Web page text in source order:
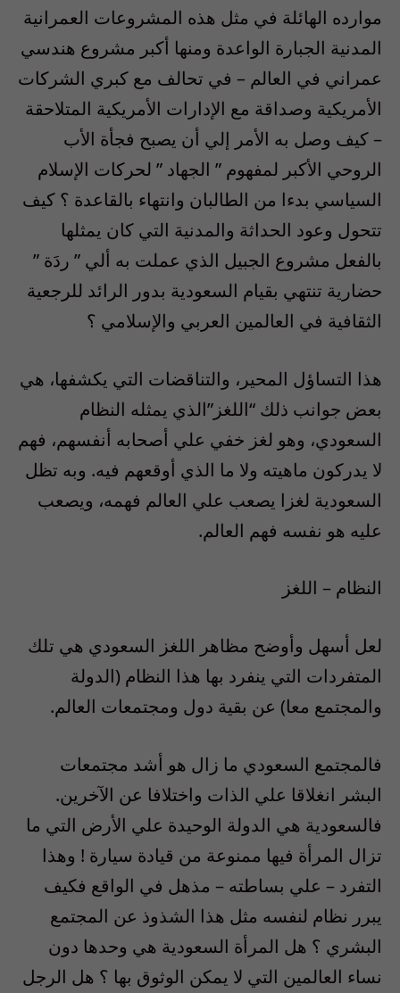
موارده الهائلة في مثل هذه المشروعات العمرانية
المدنية الجبارة الواعدة ومنها أكبر مشروع هندسي
عمراني في العالم – في تحالف مع كبري الشركات
الأمريكية وصداقة مع الإدارات الأمريكية المتلاحقة
– كيف وصل به الأمر إلي أن يصبح فجأة الأب
الروحي الأكبر لمفهوم ” الجهاد ” لحركات الإسلام
السياسي بدءا من الطالبان وانتهاء بالقاعدة ؟ كيف
تتحول وعود الحداثة والمدنية التي كان يمثلها
بالفعل مشروع الجبيل الذي عملت به ألي ” ردَة ”
حضارية تنتهي بقيام السعودية بدور الرائد للرجعية
الثقافية في العالمين العربي والإسلامي ؟
هذا التساؤل المحير، والتناقضات التي يكشفها، هي
بعض جوانب ذلك “اللغز”الذي يمثله النظام
السعودي، وهو لغز خفي علي أصحابه أنفسهم، فهم
لا يدركون ماهيته ولا ما الذي أوقعهم فيه. وبه تظل
السعودية لغزا يصعب علي العالم فهمه، ويصعب
عليه هو نفسه فهم العالم.
النظام – اللغز
لعل أسهل وأوضح مظاهر اللغز السعودي هي تلك
المتفردات التي ينفرد بها هذا النظام (الدولة
والمجتمع معا) عن بقية دول ومجتمعات العالم.
فالمجتمع السعودي ما زال هو أشد مجتمعات
البشر انغلاقا علي الذات واختلافا عن الآخرين.
فالسعودية هي الدولة الوحيدة علي الأرض التي ما
تزال المرأة فيها ممنوعة من قيادة سيارة ! وهذا
التفرد – علي بساطته – مذهل في الواقع فكيف
يبرر نظام لنفسه مثل هذا الشذوذ عن المجتمع
البشري ؟ هل المرأة السعودية هي وحدها دون
نساء العالمين التي لا يمكن الوثوق بها ؟ هل الرجل